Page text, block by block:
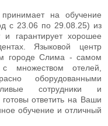
на обучение
с 23.06 по 29.08.25) из
гарантирует хорошее
Языковой центр
городе Слима - самом
множеством отелей,
оборудованными
сотрудники и
ответить на Ваши
обучение и отличный